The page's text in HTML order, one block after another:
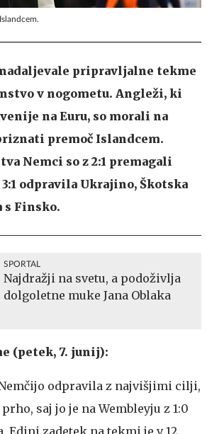
nadaljevale pripravljalne tekme
v nogometu. Angleži, ki
na Euru, so morali na
premoč Islandcem.
Nemci so z 2:1 premagali
odpravila Ukrajino, Škotska
s Finsko.
SPORTAL
Najdražji na svetu, a podoživlja
dolgoletne muke Jana Oblaka
(petek, 7. junij):
odpravila z najvišjimi cilji,
saj jo je na Wembleyju z 1:0
Edini zadetek na tekmi je v 12.